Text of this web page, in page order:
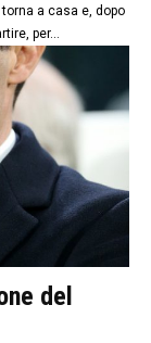
a casa e, dopo
per...
del